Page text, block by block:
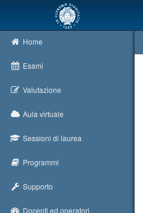
Home
Esami
Valutazione
Aula virtuale
Sessioni di laurea
Programmi
Supporto
Docenti ed operatori